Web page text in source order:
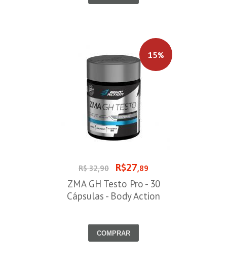
15%
R$ 32,90 R$27,89
ZMA GH Testo Pro - 30
Cápsulas - Body Action
COMPRAR